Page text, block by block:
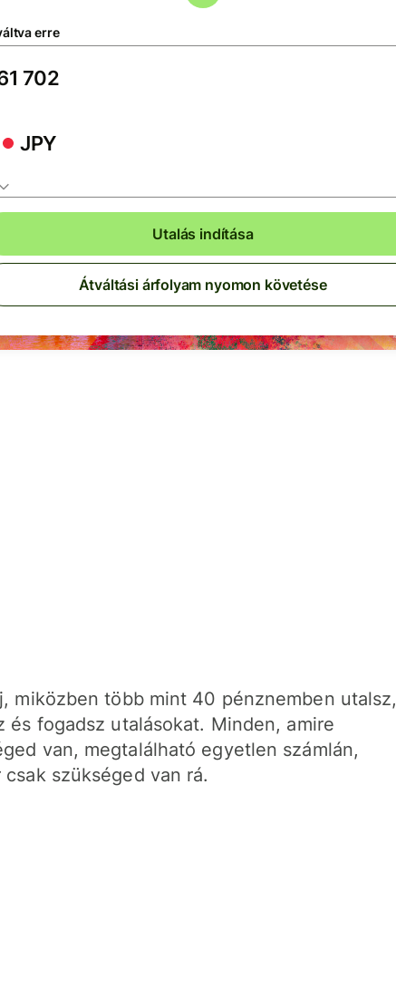
erre
JPY
Utalás indítása
Átváltási árfolyam nyomon követése
miközben több mint 40 pénznemben utalsz,
és fogadsz utalásokat. Minden, amire
van, megtalálható egyetlen számlán,
csak szükséged van rá.